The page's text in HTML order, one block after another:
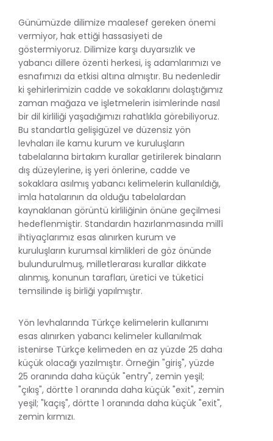
Günümüzde dilimize maalesef gereken önemi
vermiyor, hak ettiği hassasiyeti de
göstermiyoruz. Dilimize karşı duyarsızlık ve
yabancı dillere özenti herkesi, iş adamlarımızı ve
esnafımızı da etkisi altına almıştır. Bu nedenledir
ki şehirlerimizin cadde ve sokaklarını dolaştığımız
zaman mağaza ve işletmelerin isimlerinde nasıl
bir dil kirliliği yaşadığımızı rahatlıkla görebiliyoruz.
Bu standartla gelişigüzel ve düzensiz yön
levhaları ile kamu kurum ve kuruluşların
tabelalarına birtakım kurallar getirilerek binaların
dış düzeylerine, iş yeri önlerine, cadde ve
sokaklara asılmış yabancı kelimelerin kullanıldığı,
imla hatalarının da olduğu tabelalardan
kaynaklanan görüntü kirliliğinin önüne geçilmesi
hedeflenmiştir. Standardın hazırlanmasında millî
ihtiyaçlarımız esas alınırken kurum ve
kuruluşların kurumsal kimlikleri de göz önünde
bulundurulmuş, milletlerarası kurallar dikkate
alınmış, konunun tarafları, üretici ve tüketici
temsilinde iş birliği yapılmıştır.
Yön levhalarında Türkçe kelimelerin kullanımı
esas alınırken yabancı kelimeler kullanılmak
istenirse Türkçe kelimeden en az yüzde 25 daha
küçük olacağı yazılmıştır. Örneğin "giriş", yüzde
25 oranında daha küçük "entry", zemin yeşil;
"çıkış", dörtte 1 oranında daha küçük "exit", zemin
yeşil; "kaçış", dörtte 1 oranında daha küçük "exit",
zemin kırmızı.